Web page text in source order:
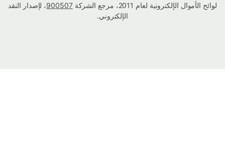
لوائح الأموال الإلكترونية لعام 2011، مرجع الشركة
900507، لإصدار النقد
الإلكتروني.